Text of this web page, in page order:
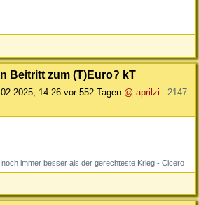
Beitritt zum (T)Euro? kT
14:26 vor 552 Tagen @ aprilzi
2147
immer besser als der gerechteste Krieg - Cicero